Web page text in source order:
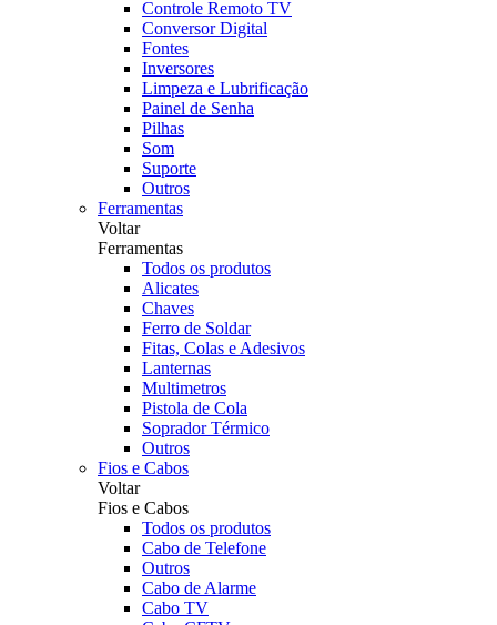
Controle Remoto TV
Conversor Digital
Fontes
Inversores
Limpeza e Lubrificação
Painel de Senha
Pilhas
Som
Suporte
Outros
Ferramentas
Voltar
Ferramentas
Todos os produtos
Alicates
Chaves
Ferro de Soldar
Fitas, Colas e Adesivos
Lanternas
Multimetros
Pistola de Cola
Soprador Térmico
Outros
Fios e Cabos
Voltar
Fios e Cabos
Todos os produtos
Cabo de Telefone
Outros
Cabo de Alarme
Cabo TV